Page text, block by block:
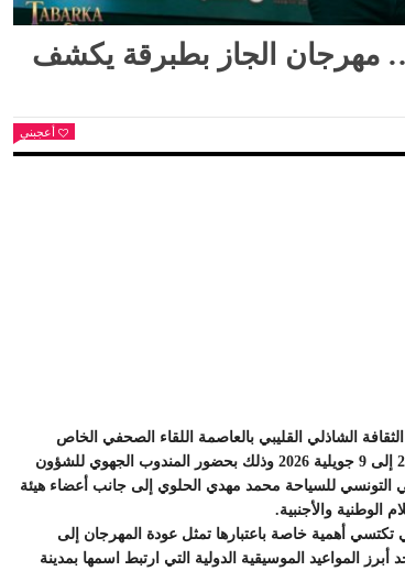
الجاز بطبرقة يكشف
أعجبني
مسرح الأوبرا بمدينة الثقافة الشاذلي القليبي بالعاصمة اللقاء الصحفي الخاص
بالدورة العشرين من مهرجان الجاز بطبرقة التي ستقام من 2 إلى 9 جويلية 2026 وذلك بحضور المندوب الجهوي للشؤون
التونسي للسياحة محمد مهدي الحلوي إلى جانب أعضاء هيئة
الوطنية والأجنبية.
أهمية خاصة باعتبارها تمثل عودة المهرجان إلى
المواعيد الموسيقية الدولية التي ارتبط اسمها بمدينة
المسرح الجامعي يقود رواده إلى الملتقيات
الدولية…التجربة العمانية نموذجا